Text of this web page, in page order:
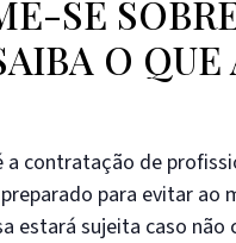
SE
O
a contratação de
para evitar ao
estará sujeita caso não